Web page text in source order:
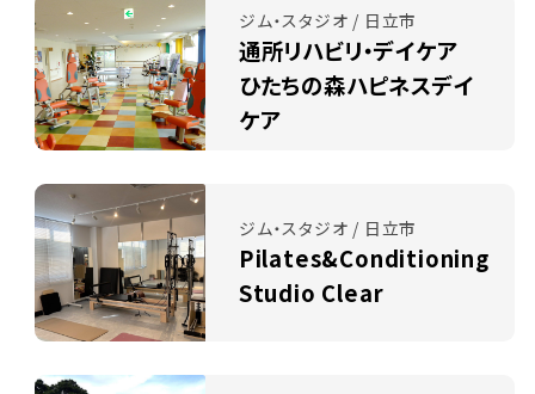
ジム・スタジオ / 日立市
通所リハビリ・デイケア
ひたちの森ハピネスデイ
ケア
ジム・スタジオ / 日立市
Pilates&Conditioning
Studio Clear